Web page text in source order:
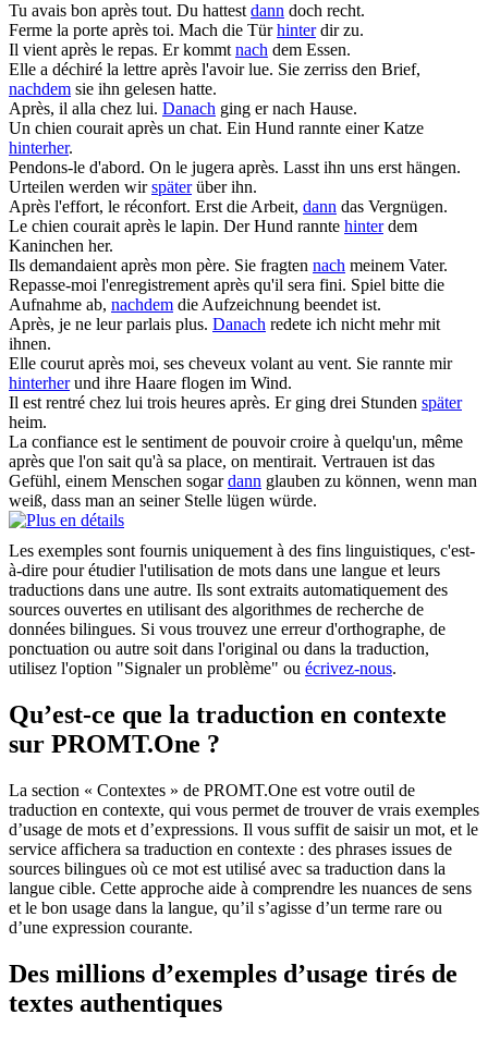
Tu avais bon après tout. Du hattestdann doch recht.
Ferme la porte après toi. Mach die Türhinterdir zu.
Il vientaprès le repas. Er kommtnach dem Essen.
Elle a déchiré la lettre après l'avoir lue. Sie zerriss den Brief,
nachdem sie ihn gelesen hatte.
Après, il alla chez lui. Danach ging er nach Hause.
Un chien couraitaprès un chat. Ein Hund rannte einer Katze
hinterher.
Pendons-le d'abord. On le jugera après. Lasst ihn uns erst hängen.
Urteilen werden wirspäterüber ihn.
Après l'effort, le réconfort. Erst die Arbeit, dann das Vergnügen.
Le chien couraitaprès le lapin. Der Hund rannte hinterdem
Kaninchen her.
Ils demandaientaprès mon père. Sie fragten nach meinem Vater.
Repasse-moi l'enregistrementaprès qu'il sera fini. Spiel bitte die
Aufnahme ab, nachdem die Aufzeichnung beendet ist.
Après, je ne leur parlais plus. Danach redete ich nicht mehr mit
ihnen.
Elle courutaprès moi, ses cheveux volant au vent. Sie rannte mir
hinterherund ihre Haare flogen im Wind.
Il est rentré chez lui trois heures après. Er ging drei Stunden später
heim.
La confiance est le sentiment de pouvoir croire à quelqu'un, même
après que l'on sait qu'à sa place, on mentirait. Vertrauen ist das
Gefühl, einem Menschen sogardann glauben zu können, wenn man
weiß, dass man an seiner Stelle lügen würde.
Les exemples sont fournis uniquement à des fins linguistiques, c'est-
à-dire pour étudier l'utilisation de mots dans une langue et leurs
traductions dans une autre. Ils sont extraits automatiquement des
sources ouvertes en utilisant des algorithmes de recherche de
données bilingues. Si vous trouvez une erreur d'orthographe, de
ponctuation ou autre soit dans l'original ou dans la traduction,
utilisez l'option "Signaler un problème" ou écrivez-nous.
Qu’est-ce que la traduction en contexte
sur PROMT.One ?
La section « Contextes » de PROMT.One est votre outil de
traduction en contexte, qui vous permet de trouver de vrais exemples
d’usage de mots et d’expressions. Il vous suffit de saisir un mot, et le
service affichera sa traduction en contexte : des phrases issues de
sources bilingues où ce mot est utilisé avec sa traduction dans la
langue cible. Cette approche aide à comprendre les nuances de sens
et le bon usage dans la langue, qu’il s’agisse d’un terme rare ou
d’une expression courante.
Des millions d’exemples d’usage tirés de
textes authentiques